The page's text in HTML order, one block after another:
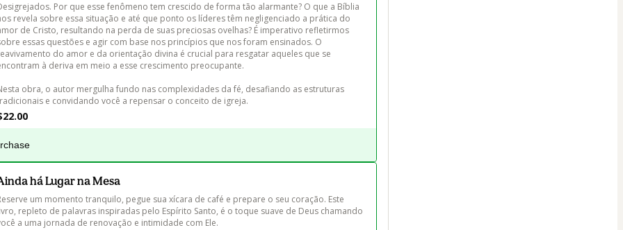
Por que esse fenômeno tem crescido de forma tão alarmante? O que a Bíblia
revela sobre essa situação e até que ponto os líderes têm negligenciado a prática do
de Cristo, resultando na perda de suas preciosas ovelhas? É imperativo refletirmos
essas questões e agir com base nos princípios que nos foram ensinados. O
do amor e da orientação divina é crucial para resgatar aqueles que se
à deriva em meio a esse crescimento preocupante.
obra, o autor mergulha fundo nas complexidades da fé, desafiando as estruturas
e convidando você a repensar o conceito de igreja.
há Lugar na Mesa
um momento tranquilo, pegue sua xícara de café e prepare o seu coração. Este
repleto de palavras inspiradas pelo Espírito Santo, é o toque suave de Deus chamando
a uma jornada de renovação e intimidade com Ele.